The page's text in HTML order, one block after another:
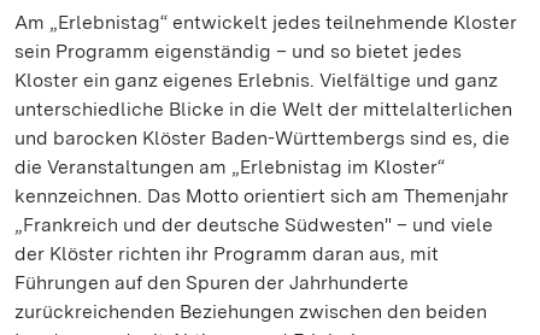
Am „Erlebnistag“ entwickelt jedes teilnehmende Kloster
sein Programm eigenständig – und so bietet jedes
Kloster ein ganz eigenes Erlebnis. Vielfältige und ganz
unterschiedliche Blicke in die Welt der mittelalterlichen
und barocken Klöster Baden-Württembergs sind es, die
die Veranstaltungen am „Erlebnistag im Kloster“
kennzeichnen. Das Motto orientiert sich am Themenjahr
„Frankreich und der deutsche Südwesten" – und viele
der Klöster richten ihr Programm daran aus, mit
Führungen auf den Spuren der Jahrhunderte
zurückreichenden Beziehungen zwischen den beiden